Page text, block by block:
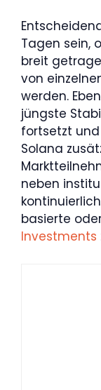
Tagen sein,
breit
von
werden.
jüngste
fortsetzt
Solana
neben
basierte
Investments